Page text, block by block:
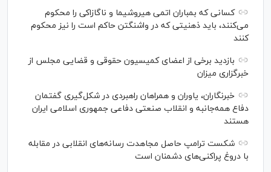
کسانی که بمباران اتمی هیروشیما و ناگازاکی را محکوم
می‌کنند، باید ذهنیتی که در واشنگتن حاکم است را نیز محکوم
کنند
بازدید برخی از اعضای کمیسیون حقوقی و قضایی مجلس از
خبرگزاری میزان
خبرنگاران، یاوران و همراهان راهبردی در شکل‌گیری گفتمان
دفاع همه‌جانبه و انقلاب صنعتی دفاعی جمهوری اسلامی ایران
هستند
شکست ترامپ حاصل مجاهدت رسانه‌های انقلابی در مقابله
با دروغ پراکنی‌های دشمنان است